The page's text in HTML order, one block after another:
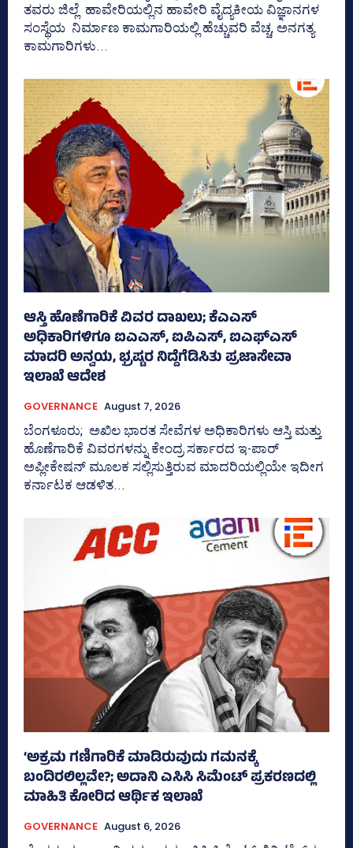
ತವರು ಜಿಲ್ಲೆ ಹಾವೇರಿಯಲ್ಲಿನ ಹಾವೇರಿ ವೈದ್ಯಕೀಯ ವಿಜ್ಞಾನಗಳ
ಸಂಸ್ಥೆಯ ನಿರ್ಮಾಣ ಕಾಮಗಾರಿಯಲ್ಲಿ ಹೆಚ್ಚುವರಿ ವೆಚ್ಚ, ಅನಗತ್ಯ
ಕಾಮಗಾರಿಗಳು...
ಆಸ್ತಿ ಹೊಣೆಗಾರಿಕೆ ವಿವರ ದಾಖಲು; ಕೆಎಎಸ್
ಅಧಿಕಾರಿಗಳಿಗೂ ಐಎಎಸ್‌, ಐಪಿಎಸ್‌, ಐಎಫ್‌ಎಸ್‌
ಮಾದರಿ ಅನ್ವಯ, ಭ್ರಷ್ಟರ ನಿದ್ದೆಗೆಡಿಸಿತು ಪ್ರಜಾಸೇವಾ
ಇಲಾಖೆ ಆದೇಶ
GOVERNANCE August 7, 2026
ಬೆಂಗಳೂರು; ಅಖಿಲ ಭಾರತ ಸೇವೆಗಳ ಅಧಿಕಾರಿಗಳು ಆಸ್ತಿ ಮತ್ತು
ಹೊಣೆಗಾರಿಕೆ ವಿವರಗಳನ್ನು ಕೇಂದ್ರ ಸರ್ಕಾರದ ಇ-ಪಾರ್
ಅಪ್ಲೀಕೇಷನ್‌ ಮೂಲಕ ಸಲ್ಲಿಸುತ್ತಿರುವ ಮಾದರಿಯಲ್ಲಿಯೇ ಇದೀಗ
ಕರ್ನಾಟಕ ಆಡಳಿತ...
‘ಅಕ್ರಮ ಗಣಿಗಾರಿಕೆ ಮಾಡಿರುವುದು ಗಮನಕ್ಕೆ
ಬಂದಿರಲಿಲ್ಲವೇ?; ಅದಾನಿ ಎಸಿಸಿ ಸಿಮೆಂಟ್ ಪ್ರಕರಣದಲ್ಲಿ
ಮಾಹಿತಿ ಕೋರಿದ ಆರ್ಥಿಕ ಇಲಾಖೆ
GOVERNANCE August 6, 2026